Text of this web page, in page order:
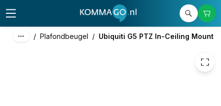
/ Plafondbeugel / Ubiquiti G5 PTZ In-Ceiling Mount
excl. btw